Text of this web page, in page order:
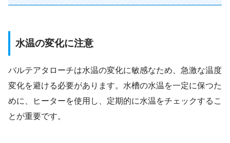
水温の変化に注意
バルテアタローチは水温の変化に敏感なため、急激な温度
変化を避ける必要があります。水槽の水温を一定に保つた
めに、ヒーターを使用し、定期的に水温をチェックするこ
とが重要です。